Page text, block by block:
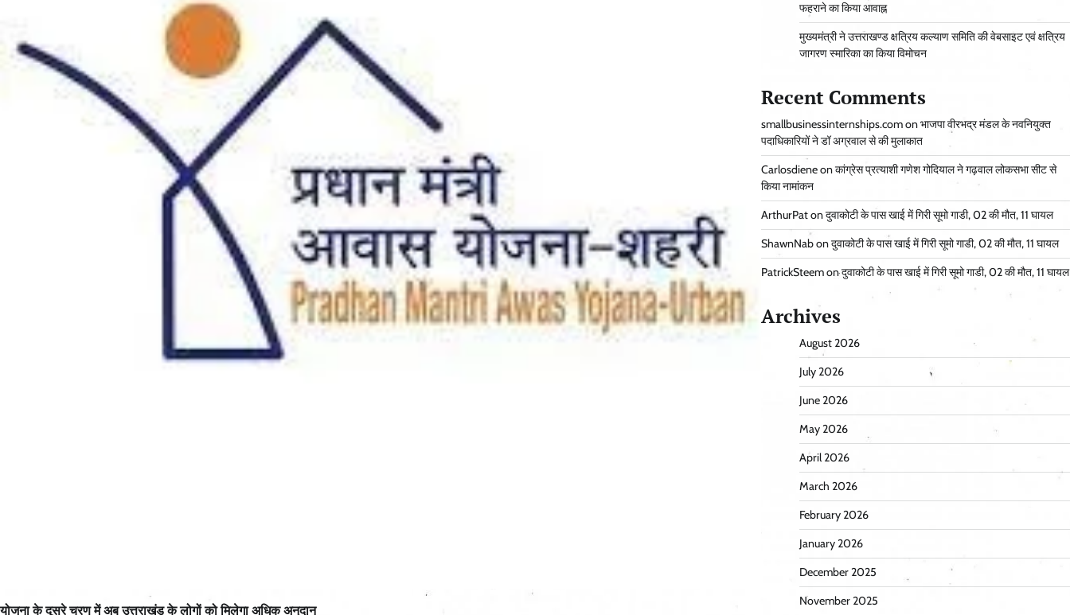
योजना के दूसरे चरण में अब उत्तराखंड के लोगों को मिलेगा अधिक अनुदान
फहराने का किया आवाह्न
मुख्यमंत्री ने उत्तराखण्ड क्षत्रिय कल्याण समिति की वेबसाइट एवं क्षत्रिय
जागरण स्मारिका का किया विमोचन
Recent Comments
smallbusinessinternships.comonभाजपा वीरभद्र मंडल के नवनियुक्त
पदाधिकारियों ने डॉ अग्रवाल से की मुलाकात
Carlosdieneonकांग्रेस प्रत्याशी गणेश गोदियाल ने गढ़वाल लोकसभा सीट से
किया नामांकन
ArthurPatonदुवाकोटी के पास खाई में गिरी सूमो गाडी, 02 की मौत, 11 घायल
ShawnNabonदुवाकोटी के पास खाई में गिरी सूमो गाडी, 02 की मौत, 11 घायल
PatrickSteemonदुवाकोटी के पास खाई में गिरी सूमो गाडी, 02 की मौत, 11 घायल
Archives
August 2026
July 2026
June 2026
May 2026
April 2026
March 2026
February 2026
January 2026
December 2025
November 2025